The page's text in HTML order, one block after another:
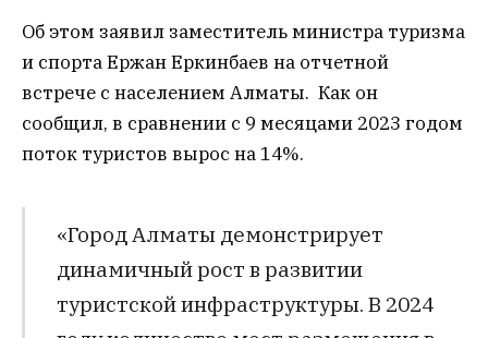
Об этом заявил заместитель министра туризма
и спорта Ержан Еркинбаев на отчетной
встрече с населением Алматы. Как он
сообщил, в сравнении с 9 месяцами 2023 годом
поток туристов вырос на 14%.
«Город Алматы демонстрирует
динамичный рост в развитии
туристской инфраструктуры. В 2024